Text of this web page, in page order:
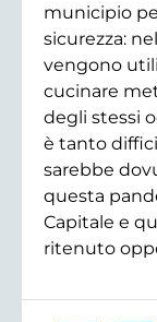
municipio
sicurezza:
vengono
cucinare
degli stessi
è tanto
sarebbe
questa
Capitale e
ritenuto